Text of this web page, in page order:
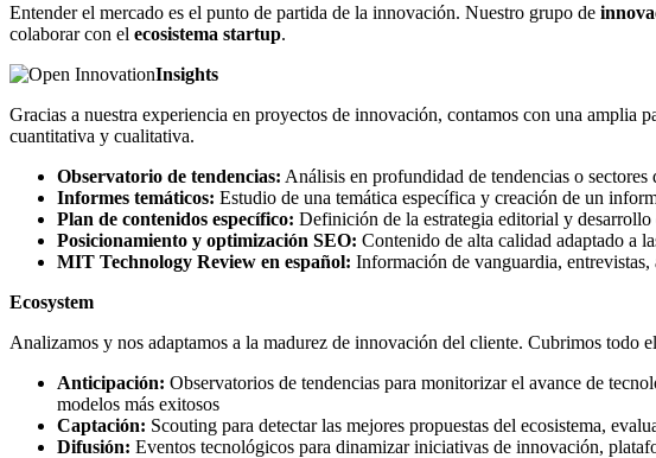
Entender el mercado es el punto de partida de la innovación. Nuestro grupo de
colaborar con el ecosistema startup.
Insights
Gracias a nuestra experiencia en proyectos de innovación, contamos con una amplia
cuantitativa y cualitativa.
Observatorio de tendencias: Análisis en profundidad de tendencias o
Informes temáticos: Estudio de una temática específica y creación de un
Plan de contenidos específico: Definición de la estrategia editorial y
Posicionamiento y optimización SEO: Contenido de alta calidad adaptado a
MIT Technology Review en español: Información de vanguardia,
Ecosystem
Analizamos y nos adaptamos a la madurez de innovación del cliente. Cubrimos todo
Anticipación: Observatorios de tendencias para monitorizar el avance de
modelos más exitosos
Captación: Scouting para detectar las mejores propuestas del ecosistema,
Difusión: Eventos tecnológicos para dinamizar iniciativas de innovación,